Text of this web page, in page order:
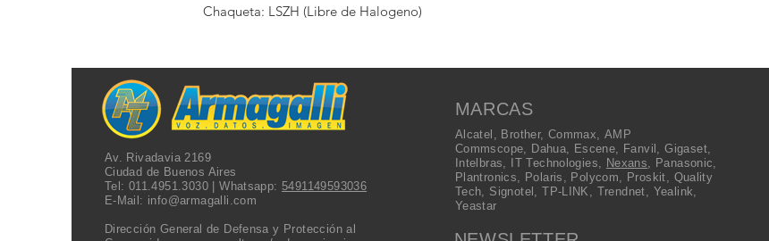
Chaqueta: LSZH (Libre de Halogeno)
Av. Rivadavia 2169
Ciudad de Buenos Aires
Tel: 011.4951.3030| Whatsapp:5491149593036
E-Mail: info@armagalli.com
Dirección General de Defensa y Protección al
MARCAS
Alcatel , Brother, Commax,AMP
Commscope, Dahua, Escene, Fanvil ,Gigaset,
Intelbras, IT Technologies, Nexans, Panasonic,
Plantronics, Polaris , Polycom, Proskit, Quality
Tech, Signotel ,TP-LINK , Trendnet, Yealink,
Yeastar